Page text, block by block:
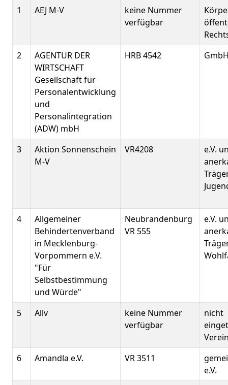
1 AEJ M-V
keine Nummer
verfügbar
2
AGENTUR DER
WIRTSCHAFT
Gesellschaft für
Personalentwicklung
und
Personalintegration
(ADW) mbH
HRB 4542
3
Aktion Sonnenschein
M-V
VR4208
e.V.
4
Allgemeiner
Behindertenverband
in Mecklenburg-
Vorpommern e.V.
"Für
Selbstbestimmung
und Würde"
Neubrandenburg
VR 555
e.V.
5 Allv
keine Nummer
verfügbar
nicht
6
Amandla e.V. VR 3511
e.V.